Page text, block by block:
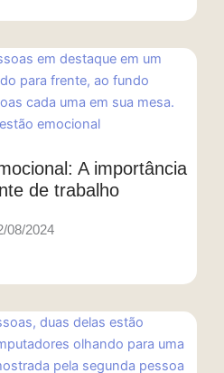
A importância
de trabalho
08/2024